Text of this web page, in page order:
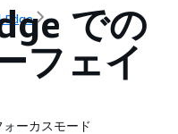
Edge
での
フェイ
ォーカスモード